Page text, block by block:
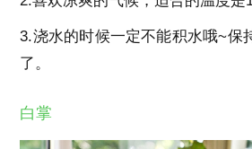
3.浇水的时候一定不能积水哦~保
了。
白掌